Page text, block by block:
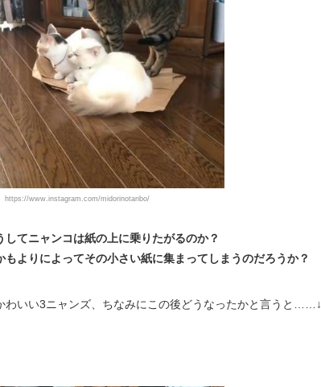
https://www.instagram.com/midorinotanbo/
してニャンコは紙の上に乗りたがるのか？
もよりによってその小さい紙に集まってしまうのだろうか？
わいい3ニャンズ、ちなみにこの後どうなったかと言うと……↓